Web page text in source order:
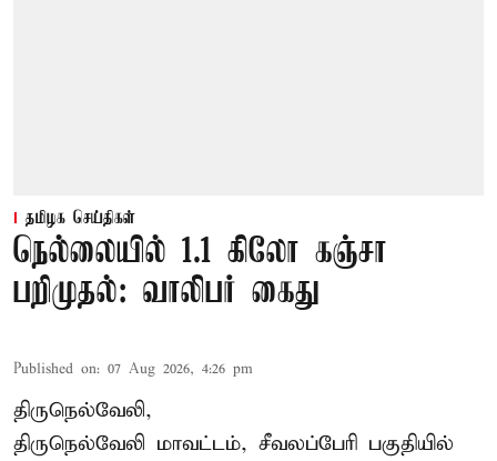
தமிழக செய்திகள்
நெல்லையில் 1.1 கிலோ கஞ்சா
பறிமுதல்: வாலிபர் கைது
Published on: 07 Aug 2026, 4:26 pm
திருநெல்வேலி,
திருநெல்வேலி மாவட்டம், சீவலப்பேரி பகுதியில்